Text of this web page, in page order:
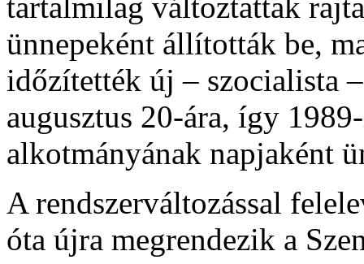
ünnepeként állították be,
időzítették új – szocialista
augusztus 20-ára, így
alkotmányának napjaként
A rendszerváltozással
óta újra megrendezik a